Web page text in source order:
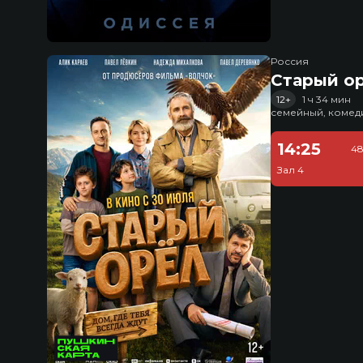
Россия
Старый
12+
1 ч 34 мин
семейный,
14:25
Зал 4